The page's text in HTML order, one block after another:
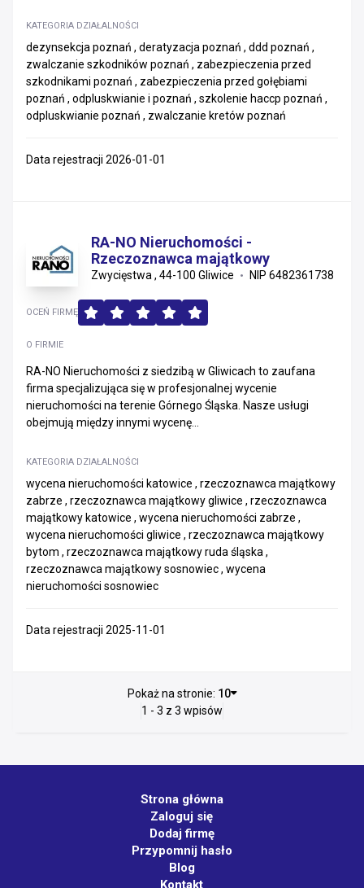
KATEGORIA DZIAŁALNOŚCI
dezynsekcja poznań , deratyzacja poznań , ddd poznań ,
zwalczanie szkodników poznań , zabezpieczenia przed
szkodnikami poznań , zabezpieczenia przed gołębiami
poznań , odpluskwianie i poznań , szkolenie haccp poznań ,
odpluskwianie poznań , zwalczanie kretów poznań
Data rejestracji 2026-01-01
RA-NO Nieruchomości -
Rzeczoznawca majątkowy
Zwycięstwa , 44-100 Gliwice NIP 6482361738
O FIRMIE
RA-NO Nieruchomości z siedzibą w Gliwicach to zaufana
firma specjalizująca się w profesjonalnej wycenie
nieruchomości na terenie Górnego Śląska. Nasze usługi
obejmują między innymi wycenę...
KATEGORIA DZIAŁALNOŚCI
wycena nieruchomości katowice , rzeczoznawca majątkowy
zabrze , rzeczoznawca majątkowy gliwice , rzeczoznawca
majątkowy katowice , wycena nieruchomości zabrze ,
wycena nieruchomości gliwice , rzeczoznawca majątkowy
bytom , rzeczoznawca majątkowy ruda śląska ,
rzeczoznawca majątkowy sosnowiec , wycena
nieruchomości sosnowiec
OCEŃ FIRMĘ
Data rejestracji 2025-11-01
Pokaż na stronie: 10
1 - 3 z 3 wpisów
Strona główna
Zaloguj się
Dodaj firmę
Przypomnij hasło
Blog
Kontakt